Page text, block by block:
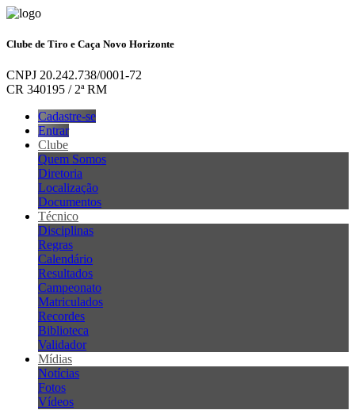
Clube de Tiro e Caça Novo Horizonte
CNPJ 20.242.738/0001-72
CR 340195 / 2ª RM
Cadastre-se
Entrar
Clube
Quem Somos
Diretoria
Localização
Documentos
Técnico
Disciplinas
Regras
Calendário
Resultados
Campeonato
Matriculados
Recordes
Biblioteca
Validador
Mídias
Notícias
Fotos
Vídeos